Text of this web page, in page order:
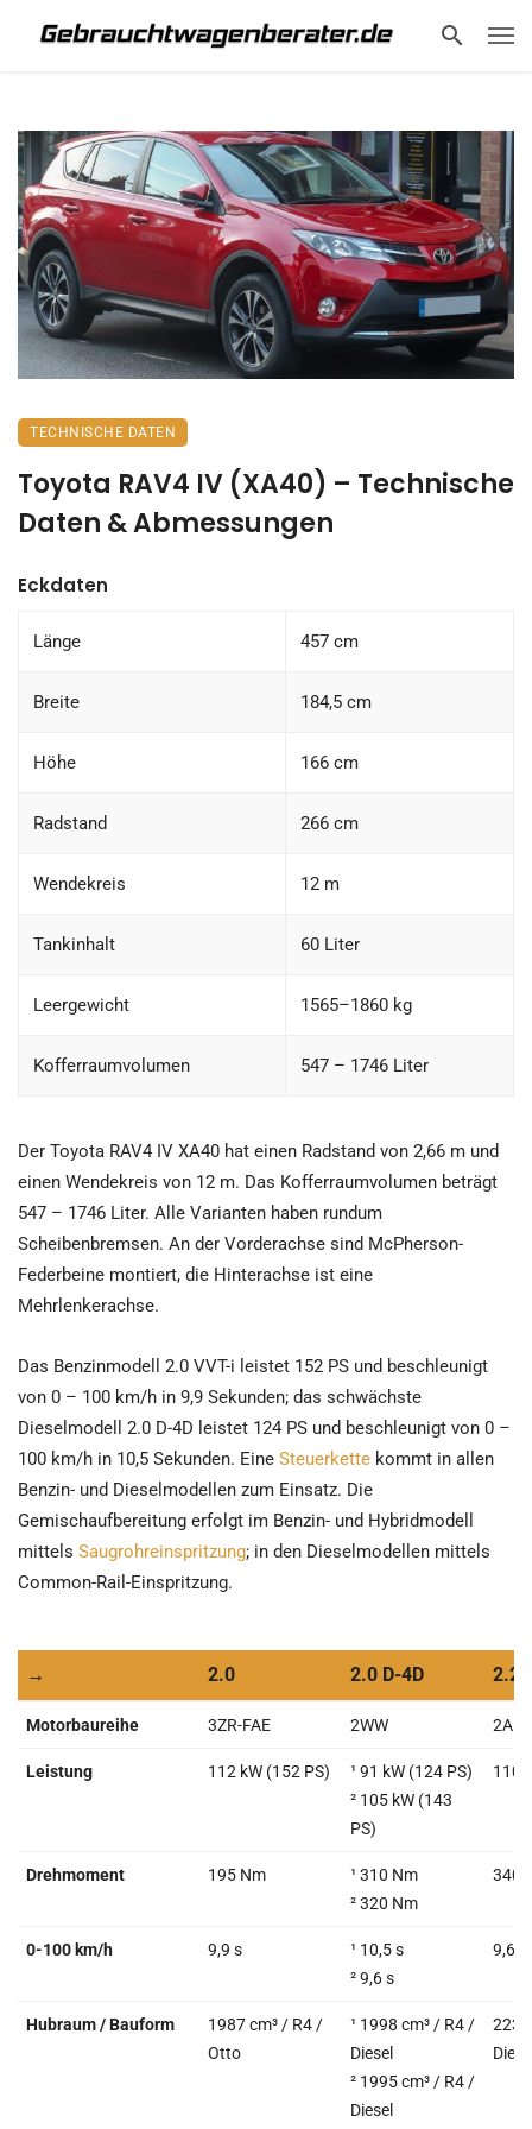
TECHNISCHE DATEN
Toyota RAV4 IV (XA40) – Technische
Daten & Abmessungen
Eckdaten
Länge 457 cm
Breite 184,5 cm
Höhe 166 cm
Radstand 266 cm
Wendekreis 12 m
Tankinhalt 60 Liter
Leergewicht 1565–1860 kg
Kofferraumvolumen 547 – 1746 Liter
Der Toyota RAV4 IV XA40 hat einen Radstand von 2,66 m und
einen Wendekreis von 12 m. Das Kofferraumvolumen beträgt
547 – 1746 Liter. Alle Varianten haben rundum
Scheibenbremsen. An der Vorderachse sind McPherson-
Federbeine montiert, die Hinterachse ist eine
Mehrlenkerachse.
Das Benzinmodell 2.0 VVT-i leistet 152 PS und beschleunigt
von 0 – 100 km/h in 9,9 Sekunden; das schwächste
Dieselmodell 2.0 D-4D leistet 124 PS und beschleunigt von 0 –
100 km/h in 10,5 Sekunden. Eine Steuerkette kommt in allen
Benzin- und Dieselmodellen zum Einsatz. Die
Gemischaufbereitung erfolgt im Benzin- und Hybridmodell
mittels Saugrohreinspritzung; in den Dieselmodellen mittels
Common-Rail-Einspritzung.
→ 2.0 2.0 D-4D
2.2
→
2.0 2.0 D-4D 2.2
Motorbaureihe 3ZR-FAE 2WW 2AD-
Leistung 112 kW (152 PS)
¹ 91 kW (124 PS)
² 105 kW (143
PS)
110
Drehmoment 195 Nm
¹ 310 Nm
² 320 Nm
340
0-100 km/h 9,9 s
¹ 10,5 s
² 9,6 s
9,6 s
Hubraum / Bauform
1987 cm³ / R4 /
Otto
¹ 1998 cm³ / R4 /
Diesel
² 1995 cm³ / R4 /
Diesel